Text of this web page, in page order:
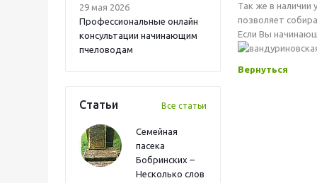
29 мая 2026
Профессиональные онлайн
консультации начинающим
пчеловодам
Статьи Все статьи
Семейная
пасека
Бобринских –
Несколько слов
Так же в наличии
позволяет
Если Вы
Вернуться